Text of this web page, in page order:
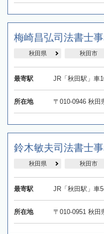
梅崎昌弘司法書士
秋田県 秋田市
最寄駅 JR「秋田駅」車
所在地 〒010-0946 秋田
鈴木敏夫司法書士
秋田県 秋田市
最寄駅 JR「秋田駅」車
所在地 〒010-0951 秋田